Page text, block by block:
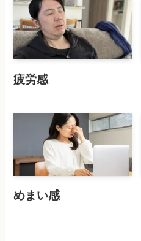
疲労感
めまい感